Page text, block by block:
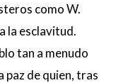
como W.
la esclavitud.
tan a menudo
paz de quien, tras